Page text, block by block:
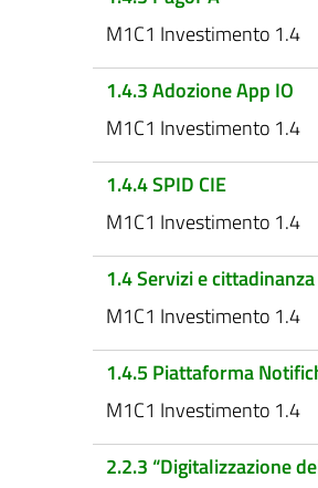
M1C1 Investimento 1.4
1.4.3 Adozione App IO
M1C1 Investimento 1.4
1.4.4 SPID CIE
M1C1 Investimento 1.4
1.4 Servizi e
M1C1 Investimento 1.4
1.4.5 Piattaforma
M1C1 Investimento 1.4
2.2.3 “Digitalizzazione